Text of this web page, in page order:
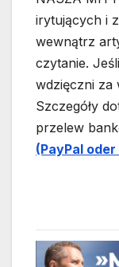
irytujących i
wewnątrz
czytanie.
wdzięczni za
Szczegóły
przelew
(PayPal